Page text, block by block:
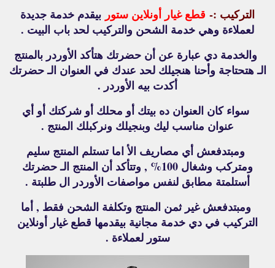
التركيب :- قطع غيار أونلاين ستور بيقدم خدمة جديدة
لعملاءة وهي خدمة الشحن والتركيب لحد باب البيت .
والخدمة دي عبارة عن أن حضرتك هتأكد الأوردر بالمنتج
الـ هتحتاجة وأحنا هنجيلك لحد عندك في العنوان الـ حضرتك
أكدت بيه الأوردر .
سواء كان العنوان ده بيتك أو محلك أو شركتك أو أي
عنوان مناسب ليك وبنجيلك ونركبلك المنتج .
ومبتدفعش أي مصاريف الأ اما تستلم المنتج سليم
ومتركب وشغال 100% , وتتأكد أن المنتج الـ حضرتك
أستلمتة مطابق لنفس مواصفات الأوردر ال طلبتة .
ومبتدفعش غير ثمن المنتج وتكلفة الشحن فقط , أما
التركيب في دي خدمة مجانية بيقدمها قطع غيار أونلاين
ستور لعملاءة .